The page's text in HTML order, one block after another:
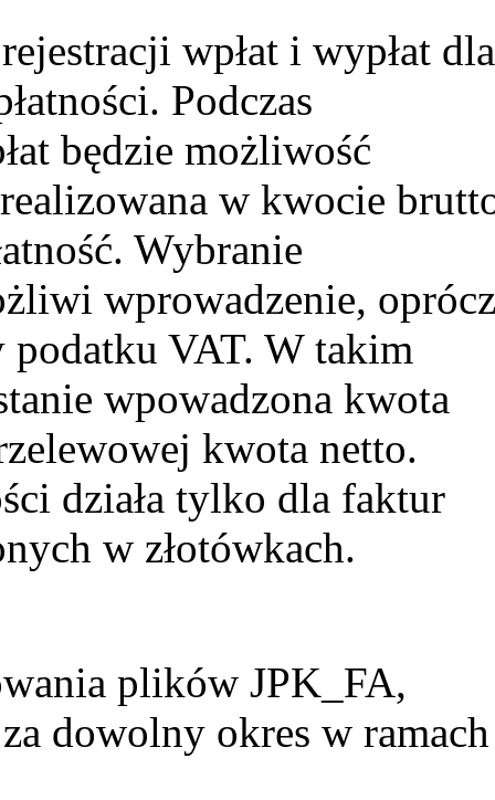
wpłat i wypłat dla
Podczas
będzie możliwość
w kwocie
Wybranie
wprowadzenie,
VAT. W takim
wpowadzona kwota
kwota netto.
działa tylko dla faktur
w złotówkach.
plików JPK_FA,
dowolny okres w ramach